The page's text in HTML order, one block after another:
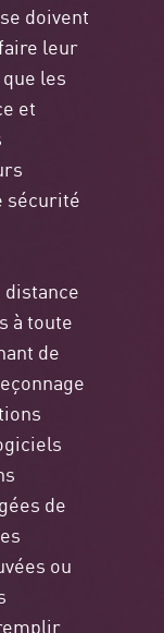
doivent
leur
les
et
sécurité
à toute
de
de
ou